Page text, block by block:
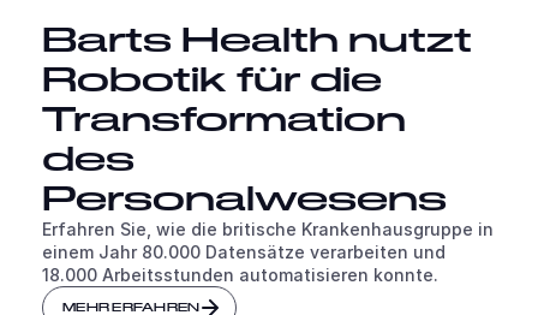
Barts Health nutzt
Robotik für die
Transformation
des
Personalwesens
Erfahren Sie, wie die britische Krankenhausgruppe in
einem Jahr 80.000 Datensätze verarbeiten und
18.000 Arbeitsstunden automatisieren konnte.
MEHR ERFAHREN